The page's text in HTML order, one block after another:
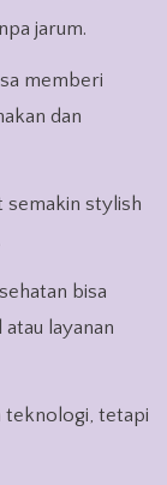
jarum.
memberi
dan
semakin stylish
bisa
layanan
teknologi, tetapi